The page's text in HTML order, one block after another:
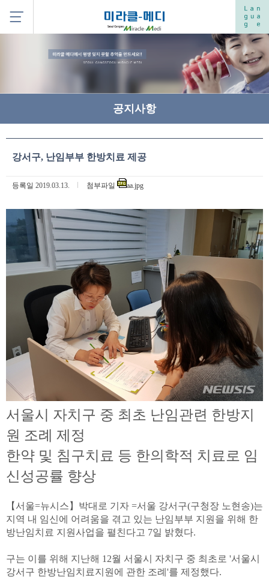
공지사항
강서구, 난임부부 한방치료 제공
등록일 2019.03.13. 첨부파일 aa.jpg
서울시 자치구 중 최초 난임관련 한방지
원 조례 제정
한약 및 침구치료 등 한의학적 치료로 임
신성공률 향상
【서울=뉴시스】박대로 기자 =서울 강서구(구청장 노현송)는
지역 내 임신에 어려움을 겪고 있는 난임부부 지원을 위해 한
방난임치료 지원사업을 펼친다고 7일 밝혔다.
구는 이를 위해 지난해 12월 서울시 자치구 중 최초로 '서울시
강서구 한방난임치료지원에 관한 조례'를 제정했다.